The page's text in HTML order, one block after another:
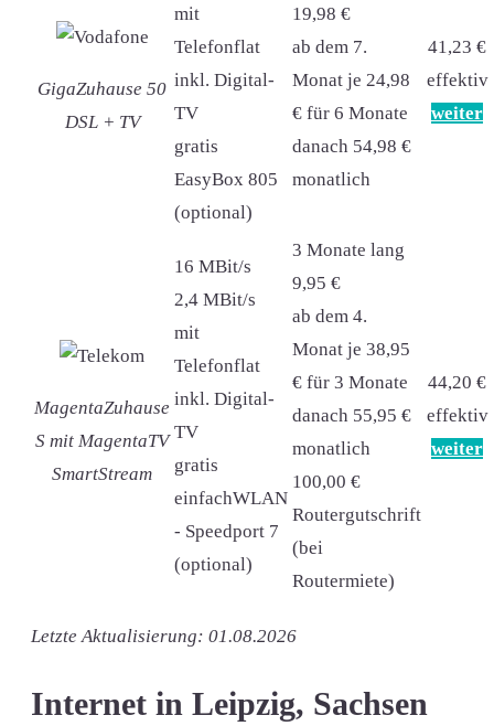
GigaZuhause 50
DSL + TV
mit
Telefonflat
inkl. Digital-
TV
gratis
EasyBox 805
(optional)
19,98 €
ab dem 7.
Monat je 24,98
€ für 6 Monate
danach 54,98 €
monatlich
41,23 €
effektiv
weiter
MagentaZuhause
S mit MagentaTV
SmartStream
16 MBit/s
2,4 MBit/s
mit
Telefonflat
inkl. Digital-
TV
gratis
einfachWLAN
- Speedport 7
(optional)
3 Monate lang
9,95 €
ab dem 4.
Monat je 38,95
€ für 3 Monate
danach 55,95 €
monatlich
100,00 €
Routergutschrift
(bei
Routermiete)
44,20 €
effektiv
weiter
Letzte Aktualisierung: 01.08.2026
Internet in Leipzig, Sachsen